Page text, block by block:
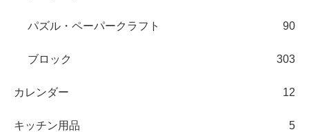
パズル・ペーパークラフト 90
ブロック 303
カレンダー 12
キッチン用品 5